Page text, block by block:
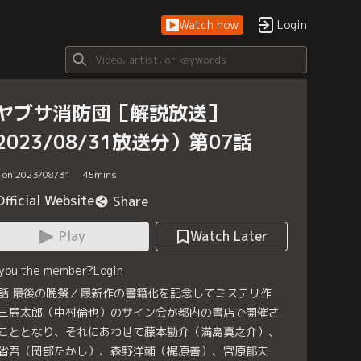
Watch now Login
ブサ消防団［解説放送］
08/31放送分）第07話
2023/08/31 45mins
Website
Share
Play
Watch Later
the member?Login
最後の晩餐／最新作の書籍化を記念してミステリ作
馬太郎（中村倫也）のサイン会が都内の書店で開催さ
ととなり、それにあわせて藤本勘介（満島真之介）、
吾（岡部たかし）、森野洋輔（梶原善）、宮原郁夫